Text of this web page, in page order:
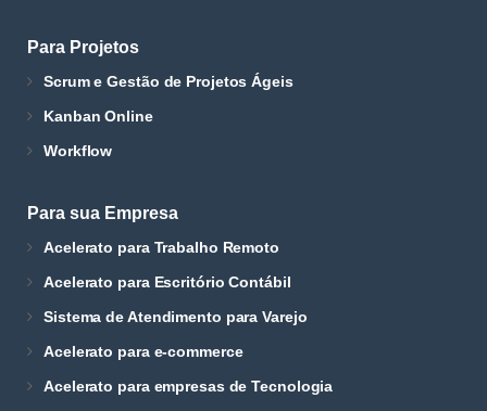
Para Projetos
Scrum e Gestão de Projetos Ágeis
Kanban Online
Workflow
Para sua Empresa
Acelerato para Trabalho Remoto
Acelerato para Escritório Contábil
Sistema de Atendimento para Varejo
Acelerato para e-commerce
Acelerato para empresas de Tecnologia